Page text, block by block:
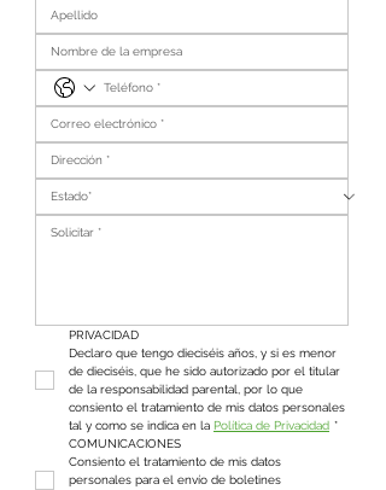
PRIVACIDAD
Declaro que tengo dieciséis años, y si es menor
de dieciséis, que he sido autorizado por el titular
de la responsabilidad parental, por lo que
consiento el tratamiento de mis datos personales
tal y como se indica en la Política de Privacidad *
COMUNICACIONES
Consiento el tratamiento de mis datos
personales para el envío de boletines